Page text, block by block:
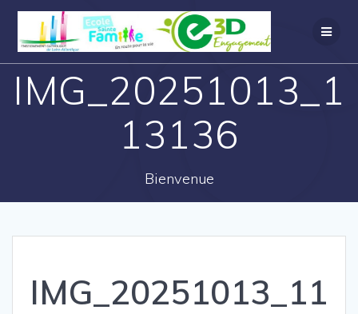
IMG_20251013_1
13136
Bienvenue
IMG_20251013_11